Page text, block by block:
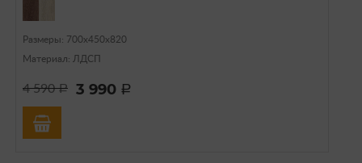
Размеры: 700х450х820
Материал: ЛДСП
4 590a 3 990 a